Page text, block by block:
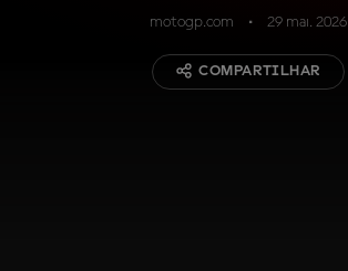
motogp.com 29 mai. 2026
COMPARTILHAR